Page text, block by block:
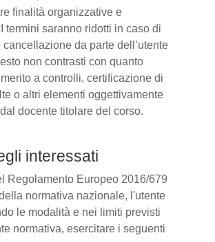
finalità organizzative e
termini saranno ridotti in caso di
cancellazione da parte dell’utente
non contrasti con quanto
a controlli, certificazione di
o altri elementi oggettivamente
docente titolare del corso.
interessati
Regolamento Europeo 2016/679
normativa nazionale, l'utente
le modalità e nei limiti previsti
normativa, esercitare i seguenti